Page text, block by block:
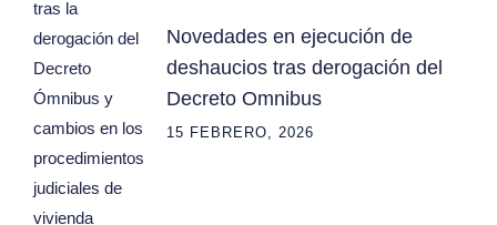
Novedades en ejecución de
deshaucios tras derogación del
Decreto Omnibus
15 FEBRERO, 2026